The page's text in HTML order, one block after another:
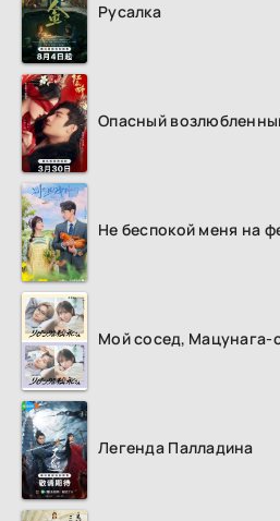
Русалка
Опасный
Не беспокой меня на
Мой сосед, Мацунага-
Легенда Палладина